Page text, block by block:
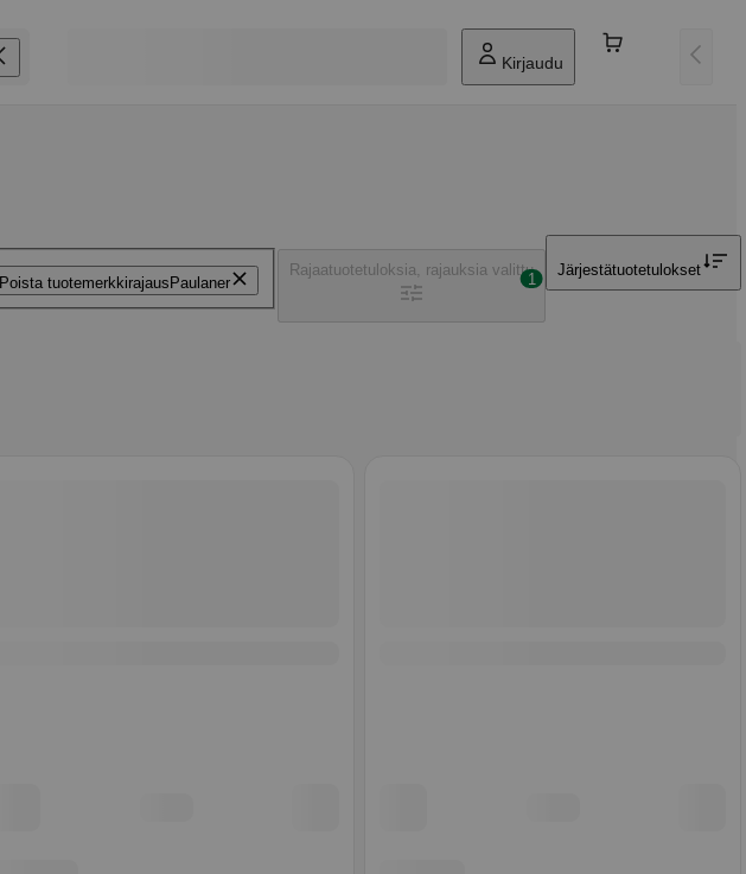
Kirjaudu
Poista tuotemerkkirajaus Paulaner
Rajaatuotetuloksia, rajauksia valittu
1
Järjestätuotetulokset